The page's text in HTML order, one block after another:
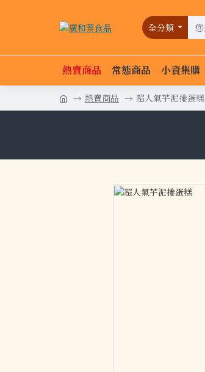
全分類
熱賣商品 常態商品 小資集購
熱賣商品 超人氣芋泥捲蛋糕